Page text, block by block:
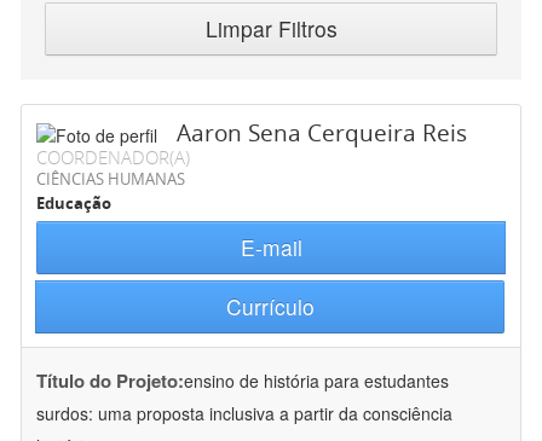
Limpar Filtros
Aaron Sena Cerqueira Reis
COORDENADOR(A)
CIÊNCIAS HUMANAS
Educação
E-mail
Currículo
Título do Projeto:ensino de história para estudantes
surdos: uma proposta inclusiva a partir da consciência